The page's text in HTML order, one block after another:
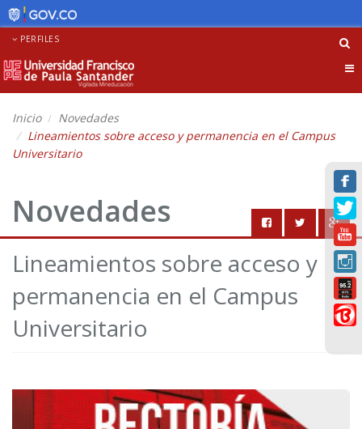
PERFILES
Inicio
Novedades
Lineamientos sobre acceso y permanencia en el Campus
Universitario
Novedades
Lineamientos sobre acceso y
permanencia en el Campus
Universitario